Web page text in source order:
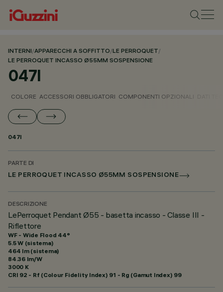
INTERNI/APPARECCHI A SOFFITTO/LE PERROQUET/
LE PERROQUET INCASSO Ø55MM SOSPENSIONE
047I
COLORE ACCESSORI OBBLIGATORI COMPONENTI OPZIONALI
047I
PARTE DI
LE PERROQUET INCASSO Ø55MM SOSPENSIONE
DESCRIZIONE
LePerroquet Pendant Ø55 - basetta incasso - Classe III -
Riflettore
WF - Wide Flood 44°
5.5 W (sistema)
464 lm (sistema)
84.36 lm/W
3000 K
CRI 92 - Rf (Colour Fidelity Index) 91 - Rg (Gamut Index) 99